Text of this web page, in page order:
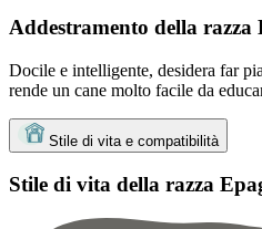
Addestramento della
Docile e intelligente, desidera far
rende un cane molto facile da
Stile di vita e compatibilità
Stile di vita della razza